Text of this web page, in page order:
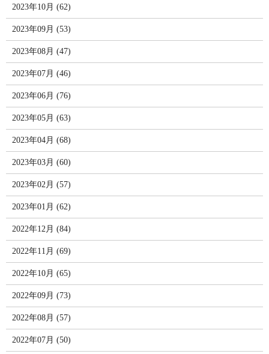
2023年10月 (62)
2023年09月 (53)
2023年08月 (47)
2023年07月 (46)
2023年06月 (76)
2023年05月 (63)
2023年04月 (68)
2023年03月 (60)
2023年02月 (57)
2023年01月 (62)
2022年12月 (84)
2022年11月 (69)
2022年10月 (65)
2022年09月 (73)
2022年08月 (57)
2022年07月 (50)